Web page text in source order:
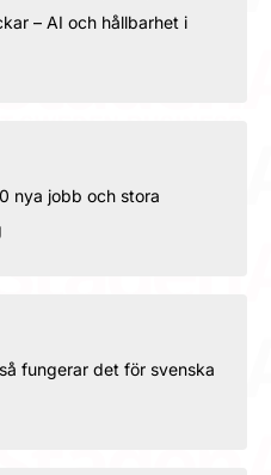
– AI och hållbarhet i
nya jobb och stora
fungerar det för svenska